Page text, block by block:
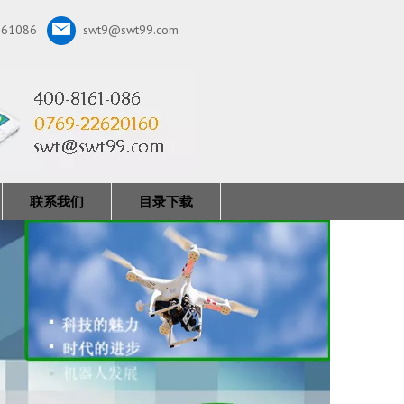
swt9@swt99.com
联系我们 目录下载